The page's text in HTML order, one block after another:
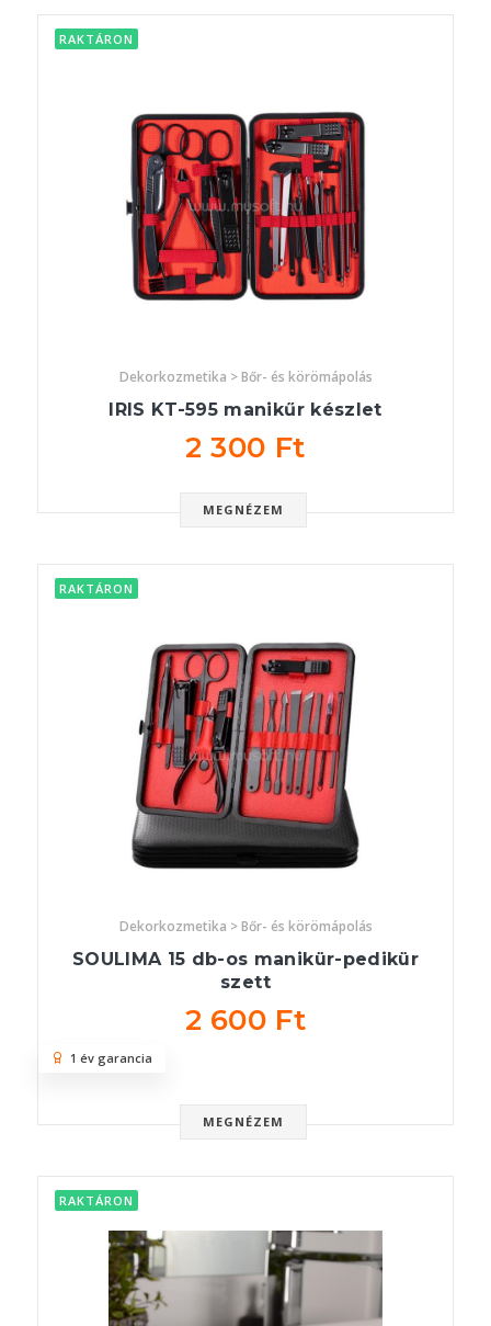
RAKTÁRON
Dekorkozmetika > Bőr- és körömápolás
IRIS KT-595 manikűr készlet
2 300 Ft
MEGNÉZEM
RAKTÁRON
Dekorkozmetika > Bőr- és körömápolás
SOULIMA 15 db-os manikür-pedikür
szett
2 600 Ft
MEGNÉZEM
1 év garancia
RAKTÁRON